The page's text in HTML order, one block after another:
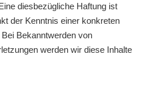
diesbezügliche Haftung ist
der Kenntnis einer konkreten
Bekanntwerden von
werden wir diese Inhalte